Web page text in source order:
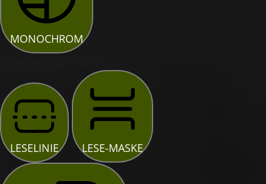
MONOCHROM
LESELINIE LESE-MASKE